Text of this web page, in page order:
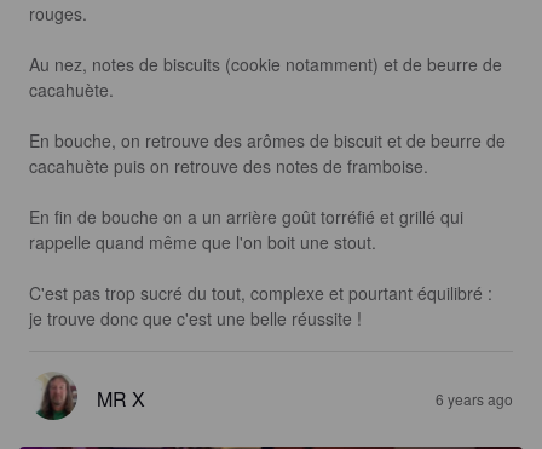
rouges.
Au nez, notes de biscuits (cookie notamment) et de beurre de
cacahuète.
En bouche, on retrouve des arômes de biscuit et de beurre de
cacahuète puis on retrouve des notes de framboise.
En fin de bouche on a un arrière goût torréfié et grillé qui
rappelle quand même que l'on boit une stout.
C'est pas trop sucré du tout, complexe et pourtant équilibré :
je trouve donc que c'est une belle réussite !
MR X 6 years ago